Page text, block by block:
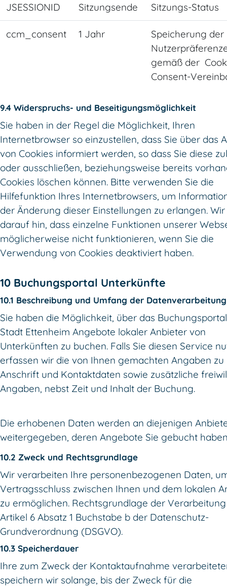
JSESSIONID Sitzungsende Sitzungs-Status
ccm_consent 1 Jahr
Speicherung der
gemäß der
Consent-
9.4 Widerspruchs- und Beseitigungsmöglichkeit
Sie haben in der Regel die Möglichkeit, Ihren
Internetbrowser so einzustellen, dass Sie über das
von Cookies informiert werden, so dass Sie diese
oder ausschließen, beziehungsweise bereits
Cookies löschen können. Bitte verwenden Sie die
Hilfefunktion Ihres Internetbrowsers, um
der Änderung dieser Einstellungen zu erlangen.
darauf hin, dass einzelne Funktionen unserer
möglicherweise nicht funktionieren, wenn Sie die
Verwendung von Cookies deaktiviert haben.
10 Buchungsportal Unterkünfte
10.1 Beschreibung und Umfang der Datenverarbeitung
Sie haben die Möglichkeit, über das
Stadt Ettenheim Angebote lokaler Anbieter von
Unterkünften zu buchen. Falls Sie diesen Service
erfassen wir die von Ihnen gemachten Angaben zu
Anschrift und Kontaktdaten sowie zusätzliche
Angaben, nebst Zeit und Inhalt der Buchung.
Die erhobenen Daten werden an diejenigen
weitergegeben, deren Angebote Sie gebucht
10.2 Zweck und Rechtsgrundlage
Wir verarbeiten Ihre personenbezogenen Daten,
Vertragsschluss zwischen Ihnen und dem lokalen
zu ermöglichen. Rechtsgrundlage der
Artikel 6 Absatz 1 Buchstabe b der Datenschutz-
Grundverordnung (DSGVO).
10.3 Speicherdauer
Ihre zum Zweck der Kontaktaufnahme
speichern wir solange, bis der Zweck für die